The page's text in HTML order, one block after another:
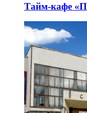
Тайм-кафе